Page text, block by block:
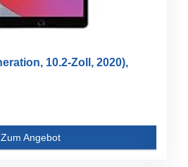
10.2-Zoll, 2020),
Zum Angebot